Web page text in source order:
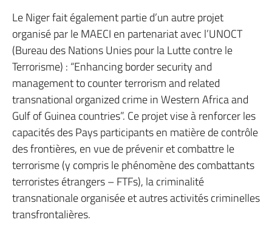
Le Niger fait également partie d’un autre projet
organisé par le MAECI en partenariat avec l’UNOCT
(Bureau des Nations Unies pour la Lutte contre le
Terrorisme) : “Enhancing border security and
management to counter terrorism and related
transnational organized crime in Western Africa and
Gulf of Guinea countries”. Ce projet vise à renforcer les
capacités des Pays participants en matière de contrôle
des frontières, en vue de prévenir et combattre le
terrorisme (y compris le phénomène des combattants
terroristes étrangers – FTFs), la criminalité
transnationale organisée et autres activités criminelles
transfrontalières.